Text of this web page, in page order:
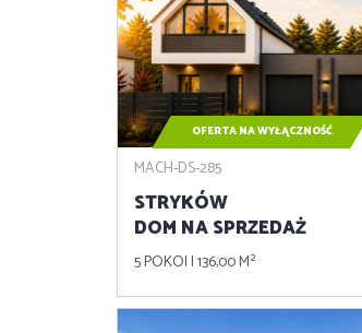
MACH-DS-285
STRYKÓW
DOM NA SPRZEDAŻ
5 POKOI 136,00 M²
OFERTA NA WYŁĄCZNOŚĆ